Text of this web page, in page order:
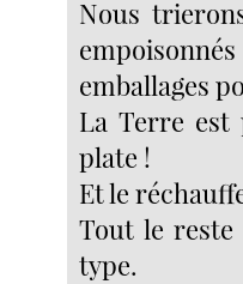
Nous
emballages
La Terre
plate !
Et le
Tout le
type.